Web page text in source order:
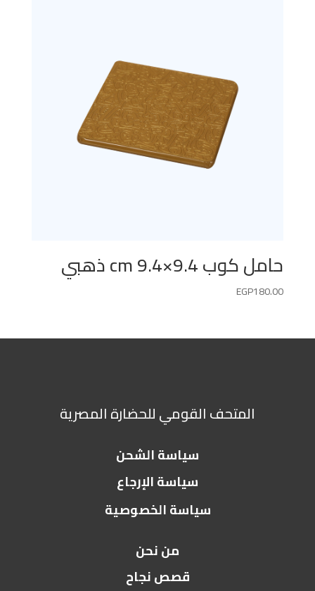
حامل كوب 9.4×9.4 cm ذهبي
EGP180.00
المتحف القومي للحضارة المصرية
سياسة الشحن
سياسة الإرجاع
سياسة الخصوصية
من نحن
قصص نجاح